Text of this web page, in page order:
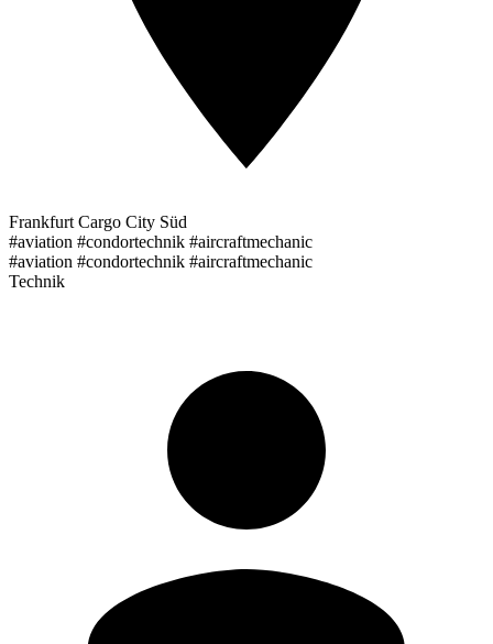
Frankfurt Cargo City Süd
#aviation #condortechnik #aircraftmechanic
#aviation #condortechnik #aircraftmechanic
Technik